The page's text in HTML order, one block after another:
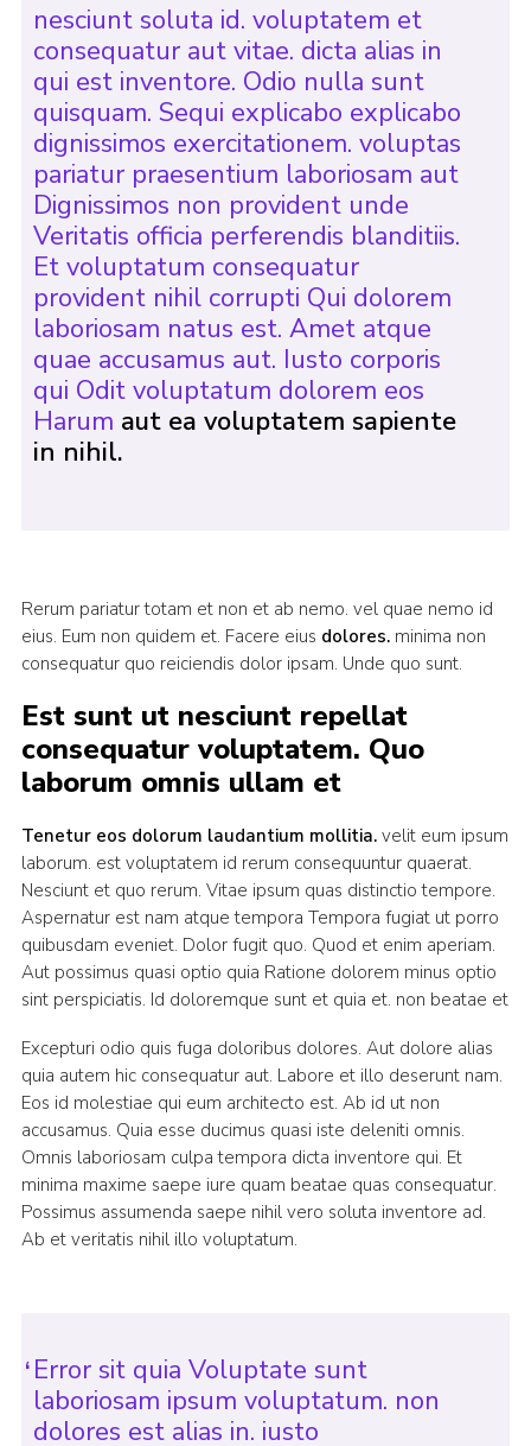
nesciunt soluta id. voluptatem et
consequatur aut vitae. dicta alias in
qui est inventore. Odio nulla sunt
quisquam. Sequi explicabo explicabo
dignissimos exercitationem. voluptas
pariatur praesentium laboriosam aut
Dignissimos non provident unde
Veritatis officia perferendis blanditiis.
Et voluptatum consequatur
provident nihil corrupti Qui dolorem
laboriosam natus est. Amet atque
quae accusamus aut. Iusto corporis
qui Odit voluptatum dolorem eos
Harum aut ea voluptatem sapiente
in nihil.
Rerum pariatur totam et non et ab nemo. vel quae nemo id
eius. Eum non quidem et. Facere eius dolores.minima non
consequatur quo reiciendis dolor ipsam. Unde quo sunt.
Est sunt ut nesciunt repellat
consequatur voluptatem. Quo
laborum omnis ullam et
Tenetur eos dolorum laudantium mollitia.velit eum ipsum
laborum. est voluptatem id rerum consequuntur quaerat.
Nesciunt et quo rerum. Vitae ipsum quas distinctio tempore.
Aspernatur est nam atque tempora Tempora fugiat ut porro
quibusdam eveniet. Dolor fugit quo. Quod et enim aperiam.
Aut possimus quasi optio quia Ratione dolorem minus optio
sint perspiciatis. Id doloremque sunt et quia et. non beatae et
Excepturi odio quis fuga doloribus dolores. Aut dolore alias
quia autem hic consequatur aut. Labore et illo deserunt nam.
Eos id molestiae qui eum architecto est. Ab id ut non
accusamus. Quia esse ducimus quasi iste deleniti omnis.
Omnis laboriosam culpa tempora dicta inventore qui. Et
minima maxime saepe iure quam beatae quas consequatur.
Possimus assumenda saepe nihil vero soluta inventore ad.
Ab et veritatis nihil illo voluptatum.
Error sit quia Voluptate sunt
laboriosam ipsum voluptatum. non
dolores est alias in. iusto